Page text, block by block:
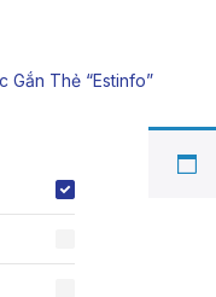
Gắn Thẻ “estinfo”